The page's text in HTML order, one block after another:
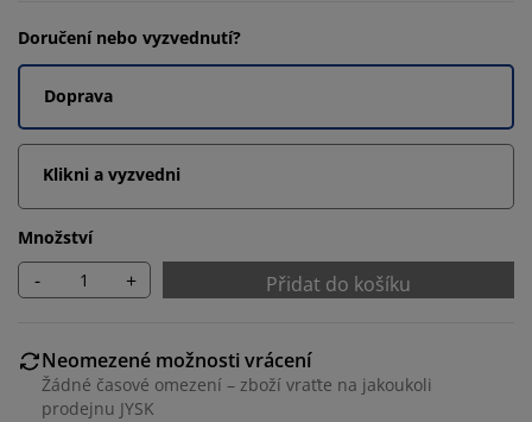
Doručení nebo vyzvednutí?
Doprava
Klikni a vyzvedni
Množství
- + Přidat do košíku
Neomezené možnosti vrácení
Žádné časové omezení – zboží vraťte na jakoukoli
prodejnu JYSK